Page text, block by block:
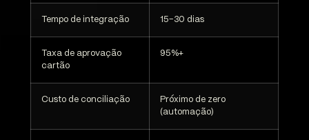
Tempo de integração 15-30 dias
Taxa de aprovação
cartão
95%+
Custo de conciliação
Próximo de zero
(automação)